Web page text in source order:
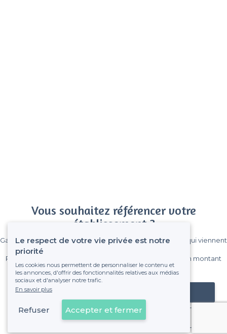
Vous souhaitez référencer votre
établissement ?
Gagnez de nombreux clients parmi le million de visiteurs qui viennent
Pas de commissions et sans engagement, vous payez un montant
fixe sans risque de voir déraper la facture.
Référencer mon établissement
Déjà client
Le respect de votre vie privée est notre
priorité
Les cookies nous permettent de personnaliser le contenu et
les annonces, d'offrir des fonctionnalités relatives aux médias
sociaux et d'analyser notre trafic.
En savoir plus
Refuser Accepter et fermer